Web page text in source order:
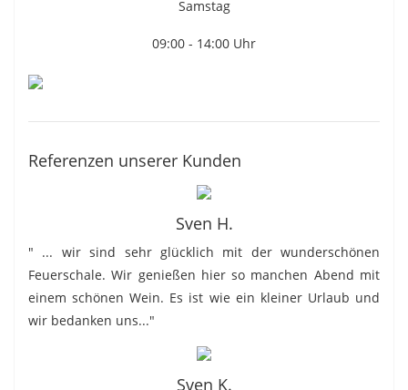
Samstag
09:00 - 14:00 Uhr
Referenzen unserer Kunden
Sven H.
" ... wir sind sehr glücklich mit der wunderschönen
Feuerschale. Wir genießen hier so manchen Abend mit
einem schönen Wein. Es ist wie ein kleiner Urlaub und
wir bedanken uns..."
Sven K.